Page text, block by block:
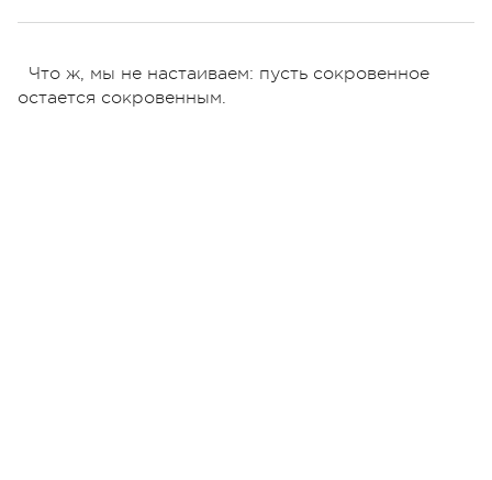
Что ж, мы не настаиваем: пусть сокровенное
остается сокровенным.